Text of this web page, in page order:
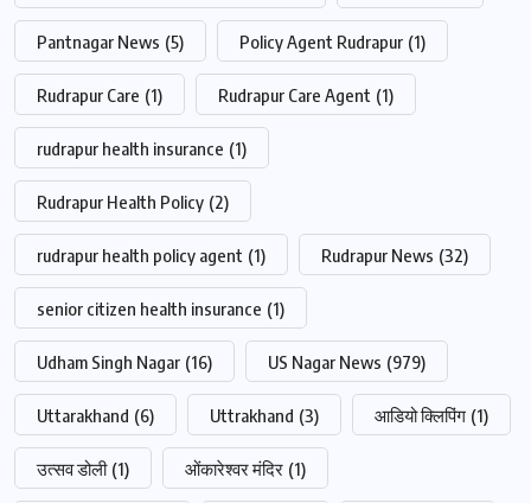
Pantnagar News (5) Policy Agent Rudrapur (1)
Rudrapur Care (1) Rudrapur Care Agent (1)
rudrapur health insurance (1)
Rudrapur Health Policy (2)
rudrapur health policy agent (1) Rudrapur News (32)
senior citizen health insurance (1)
Udham Singh Nagar (16) US Nagar News (979)
Uttarakhand (6) Uttrakhand (3) आडियो क्लिपिंग (1)
उत्सव डोली (1) ओंकारेश्वर मंदिर (1)